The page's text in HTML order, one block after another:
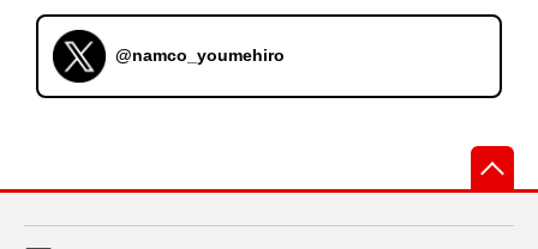
@namco_youmehiro